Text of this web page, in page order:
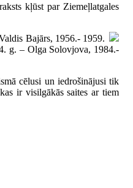
kļūst par Ziemeļlatgales
Bajārs, 1956.- 1959.
g. – Olga Solovjova, 1984.-
cēlusi un iedrošinājusi tik
ir visilgākās saites ar tiem